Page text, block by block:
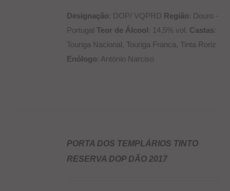
Designação: DOP/ VQPRD Região: Douro -
PortugalTeor de Álcool: 14,5% vol. Castas:
Touriga Nacional, Touriga Franca, Tinta Roriz
Enólogo: António Narciso
PORTA DOS TEMPLÁRIOS TINTO
RESERVA DOP DÃO 2017